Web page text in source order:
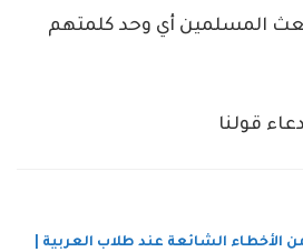
المسلمين أي وحد كلمتهم
قولنا
الأخطاء الشائعة عند طلاب العربية |